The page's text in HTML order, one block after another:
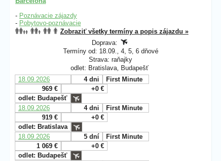
- Poznávacie zájazdy
- Pobytovo-poznávacie
Zobraziť všetky termíny a popis zájazdu »
Doprava:
Termíny od: 18.09., 4, 5, 6 dňové
Strava: raňajky
odlet: Bratislava, Budapešť
18.09.2026
4 dni
First Minute
969 €
+0 €
odlet: Budapešť
18.09.2026
4 dni
First Minute
919 €
+0 €
odlet: Bratislava
18.09.2026
5 dní
First Minute
1 069 €
+0 €
odlet: Budapešť